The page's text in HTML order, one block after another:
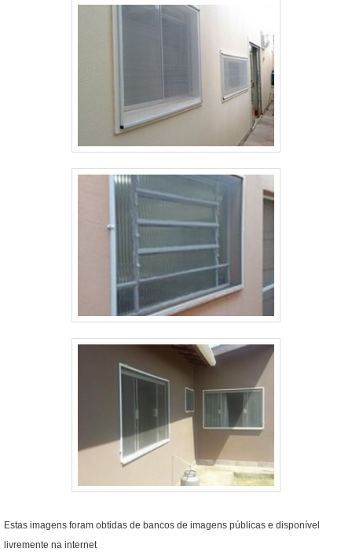
Estas imagens foram obtidas de bancos de imagens públicas e disponível
livremente na internet